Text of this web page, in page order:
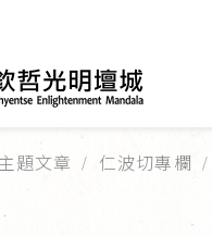
主題文章 仁波切專欄